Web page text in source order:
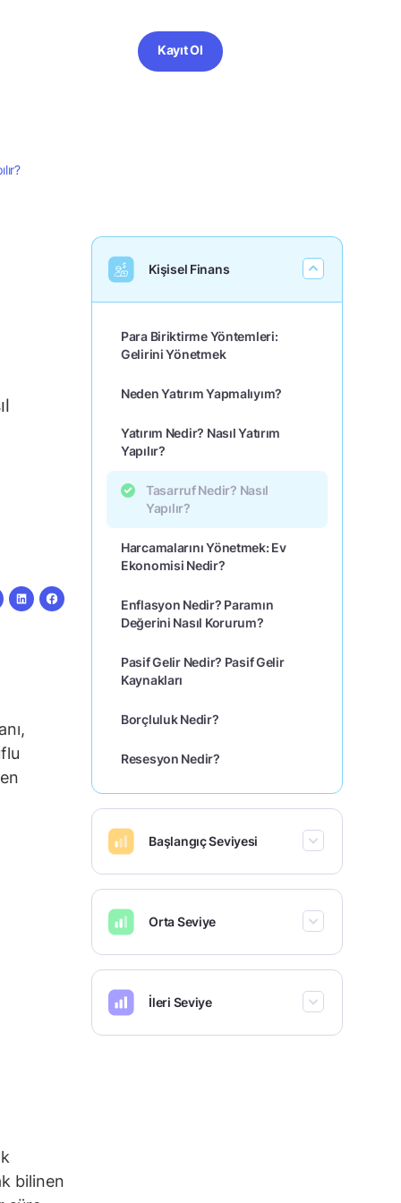
Kayıt Ol
bilinen
Başlangıç Seviyesi
Orta Seviye
İleri Seviye
Kişisel Finans
Para Biriktirme Yöntemleri:
Gelirini Yönetmek
Neden Yatırım Yapmalıyım?
Yatırım Nedir? Nasıl Yatırım
Yapılır?
Tasarruf Nedir? Nasıl
Yapılır?
Harcamalarını Yönetmek: Ev
Ekonomisi Nedir?
Enflasyon Nedir? Paramın
Değerini Nasıl Korurum?
Pasif Gelir Nedir? Pasif Gelir
Kaynakları
Borçluluk Nedir?
Resesyon Nedir?